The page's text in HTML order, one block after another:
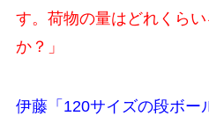
す。荷物の量はどれくら
か？」
伊藤「120サイズの段ボー